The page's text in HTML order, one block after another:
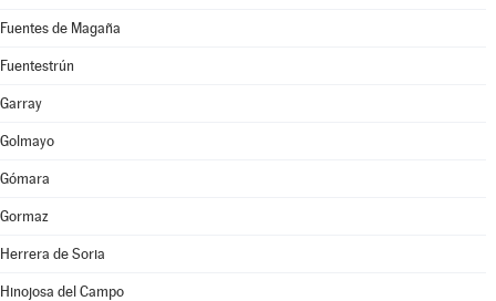
Fuentes de Magaña
Fuentestrún
Garray
Golmayo
Gómara
Gormaz
Herrera de Soria
Hinojosa del Campo